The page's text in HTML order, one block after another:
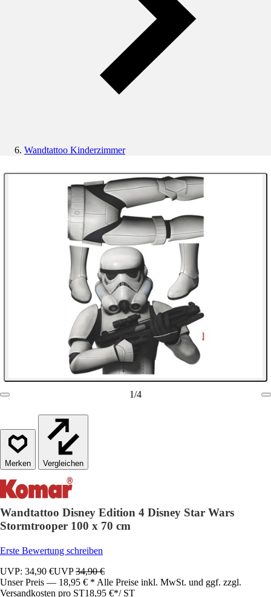
Wandtattoo Kinderzimmer
1/4
Vergleichen
Wandtattoo Disney Edition 4 Disney Star Wars
Stormtrooper 100 x 70 cm
Erste Bewertung schreiben
UVP: 34,90 €UVP34,90 €
Unser Preis — 18,95 € * Alle Preise inkl. MwSt. und ggf. zzgl.
Versandkosten pro ST18,95 €*/ ST